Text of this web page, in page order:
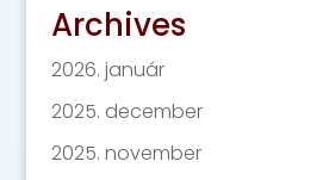
Archives
2026. január
2025. december
2025. november